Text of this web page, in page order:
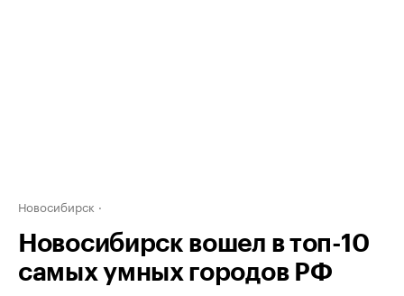
Новосибирск
Новосибирск вошел в топ-10
самых умных городов РФ